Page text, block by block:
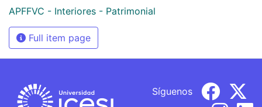
APFFVC - Interiores - Patrimonial
Full item page
Síguenos